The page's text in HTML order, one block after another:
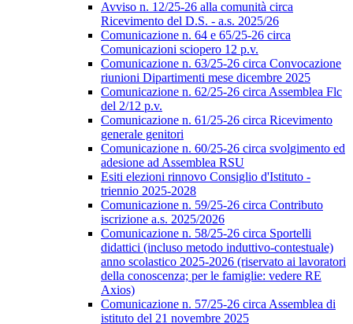
Avviso n. 12/25-26 alla comunità circa
Ricevimento del D.S. - a.s. 2025/26
Comunicazione n. 64 e 65/25-26 circa
Comunicazioni sciopero 12 p.v.
Comunicazione n. 63/25-26 circa Convocazione
riunioni Dipartimenti mese dicembre 2025
Comunicazione n. 62/25-26 circa Assemblea Flc
del 2/12 p.v.
Comunicazione n. 61/25-26 circa Ricevimento
generale genitori
Comunicazione n. 60/25-26 circa svolgimento ed
adesione ad Assemblea RSU
Esiti elezioni rinnovo Consiglio d'Istituto -
triennio 2025-2028
Comunicazione n. 59/25-26 circa Contributo
iscrizione a.s. 2025/2026
Comunicazione n. 58/25-26 circa Sportelli
didattici (incluso metodo induttivo-contestuale)
anno scolastico 2025-2026 (riservato ai lavoratori
della conoscenza; per le famiglie: vedere RE
Axios)
Comunicazione n. 57/25-26 circa Assemblea di
istituto del 21 novembre 2025